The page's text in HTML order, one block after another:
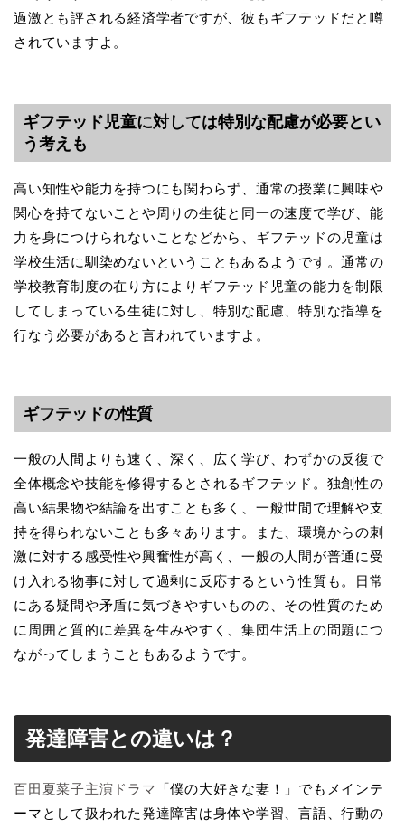
過激とも評される経済学者ですが、彼もギフテッドだと噂
されていますよ。
ギフテッド児童に対しては特別な配慮が必要とい
う考えも
高い知性や能力を持つにも関わらず、通常の授業に興味や
関心を持てないことや周りの生徒と同一の速度で学び、能
力を身につけられないことなどから、ギフテッドの児童は
学校生活に馴染めないということもあるようです。通常の
学校教育制度の在り方によりギフテッド児童の能力を制限
してしまっている生徒に対し、特別な配慮、特別な指導を
行なう必要があると言われていますよ。
ギフテッドの性質
一般の人間よりも速く、深く、広く学び、わずかの反復で
全体概念や技能を修得するとされるギフテッド。独創性の
高い結果物や結論を出すことも多く、一般世間で理解や支
持を得られないことも多々あります。また、環境からの刺
激に対する感受性や興奮性が高く、一般の人間が普通に受
け入れる物事に対して過剰に反応するという性質も。日常
にある疑問や矛盾に気づきやすいものの、その性質のため
に周囲と質的に差異を生みやすく、集団生活上の問題につ
ながってしまうこともあるようです。
発達障害との違いは？
百田夏菜子主演ドラマ 「僕の大好きな妻！」でもメインテ
ーマとして扱われた発達障害は身体や学習、言語、行動の